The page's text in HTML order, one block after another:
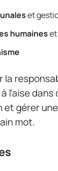
et
humaines
l’aise
gérer
mot.